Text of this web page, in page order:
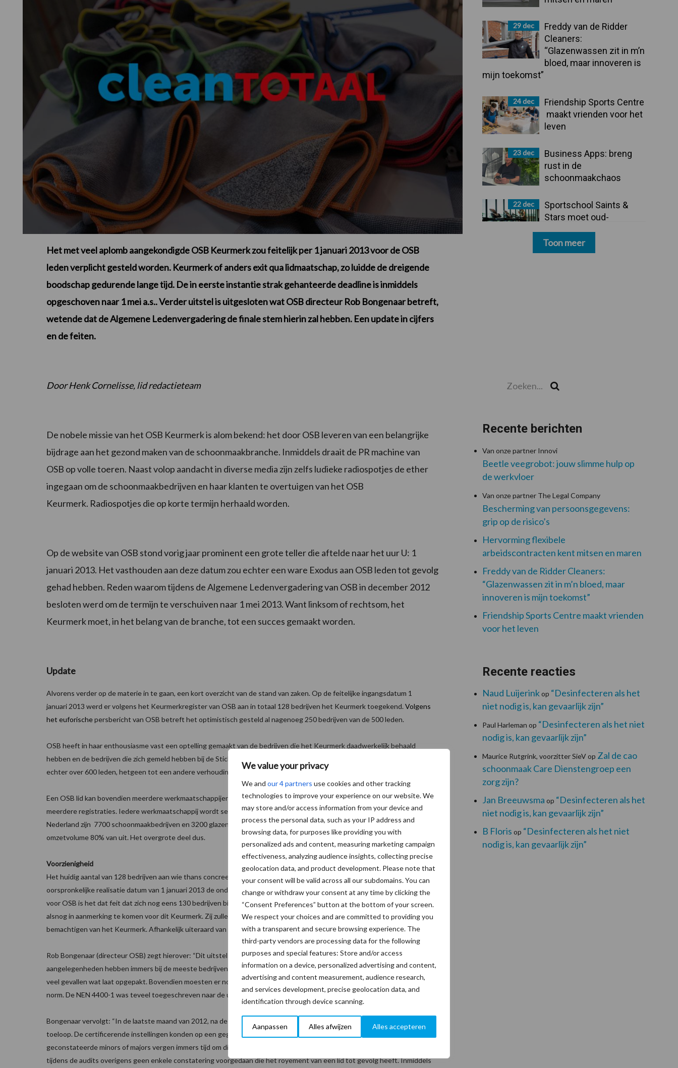
We value your privacy
We and our 4 partners use cookies and other tracking
technologies to improve your experience on our website. We
may store and/or access information from your device and
process the personal data, such as your IP address and
browsing data, for purposes like providing you with
personalized ads and content, measuring marketing campaign
effectiveness, analyzing audience insights, collecting precise
geolocation data, and product development. Please note that
your consent will be valid across all our subdomains. You can
change or withdraw your consent at any time by clicking the
“Consent Preferences” button at the bottom of your screen.
We respect your choices and are committed to providing you
with a transparent and secure browsing experience. The
third-party vendors are processing data for the following
purposes and special features: Store and/or access
information on a device, personalized advertising and content,
advertising and content measurement, audience research,
and services development, precise geolocation data, and
identification through device scanning.
Aanpassen Alles afwijzen Alles accepteren
Het met veel aplomb aangekondigde OSB Keurmerk zou feitelijk per 1 januari 2013 voor de OSB
leden verplicht gesteld worden. Keurmerk of anders exit qua lidmaatschap, zo luidde de dreigende
boodschap gedurende lange tijd. De in eerste instantie strak gehanteerde deadline is inmiddels
opgeschoven naar 1 mei a.s.. Verder uitstel is uitgesloten wat OSB directeur Rob Bongenaar betreft,
wetende dat de Algemene Ledenvergadering de finale stem hierin zal hebben. Een update in cijfers
en de feiten.
Door Henk Cornelisse, lid redactieteam
De nobele missie van het OSB Keurmerk is alom bekend: het door OSB leveren van een belangrijke
bijdrage aan het gezond maken van de schoonmaakbranche. Inmiddels draait de PR machine van
OSB op volle toeren. Naast volop aandacht in diverse media zijn zelfs ludieke radiospotjes de ether
ingegaan om de schoonmaakbedrijven en haar klanten te overtuigen van het OSB
Keurmerk. Radiospotjes die op korte termijn herhaald worden.
Op de website van OSB stond vorig jaar prominent een grote teller die aftelde naar het uur U: 1
januari 2013. Het vasthouden aan deze datum zou echter een ware Exodus aan OSB leden tot gevolg
gehad hebben. Reden waarom tijdens de Algemene Ledenvergadering van OSB in december 2012
besloten werd om de termijn te verschuiven naar 1 mei 2013. Want linksom of rechtsom, het
Keurmerk moet, in het belang van de branche, tot een succes gemaakt worden.
Update
Alvorens verder op de materie in te gaan, een kort overzicht van de stand van zaken. Op de feitelijke ingangsdatum 1
januari 2013 werd er volgens het Keurmerkregister van OSB aan in totaal 128 bedrijven het Keurmerk toegekend. Volgens
het euforischepersbericht van OSB betreft het optimistisch gesteld al nagenoeg 250 bedrijven van de 500 leden.
OSB heeft in haar enthousiasme vast een optelling gemaakt van de bedrijven die het Keurmerk daadwerkelijk behaald
hebben en de bedrijven die zich gemeld hebben bij de Stichting Normering Arbeid. De website van OSB spreekt overigens
echter over 600 leden, hetgeen tot een andere verhouding leidt.
Een OSB lid kan bovendien meerdere werkmaatschappijen hebben en kan in het verlengde hiervan beschikken over
meerdere registraties. Iedere werkmaatschappij wordt separaat gekeurd. Om het geheel in perspectief te plaatsen: In
Nederland zijn 7700 schoonmaakbedrijven en 3200 glazenwasserijbedrijven actief. De OSB leden maken hier qua
omzetvolume 80% van uit. Het overgrote deel dus.
Voorzienigheid
Het huidig aantal van 128 bedrijven aan wie thans concreet het Keurmerk toegekend werd zou bij het vasthouden aan de
oorspronkelijke realisatie datum van 1 januari 2013 de ondergang van OSB geïmpliceerd hebben. Prettige bijkomstigheid
voor OSB is het dat feit dat zich nog eens 130 bedrijven bij de Stichting Normering Arbeid (SNA) hebben aangemeld om
alsnog in aanmerking te komen voor dit Keurmerk. Zij zullen dit voor 1 mei a.s. moeten omzetten naar het concreet
bemachtigen van het Keurmerk. Afhankelijk uiteraard van de audits.
Rob Bongenaar (directeur OSB) zegt hierover: “Dit uitstel hebben we vooraf eerlijk gezegd wel voorvoelt. Commerciële
aangelegenheden hebben immers bij de meeste bedrijven de prioriteit. Hierdoor zijn de acties om het Keurmerk te behalen in
veel gevallen wat laat opgepakt. Bovendien moesten er nog wat details bijgeschaafd worden, zoals het bijstellen van de NEN
norm. De NEN 4400-1 was teveel toegeschreven naar de uitzendnormen.”
Bongenaar vervolgt: “In de laatste maand van 2012, na de Algemene Ledenvergadering (ALV), ontstond er een enorme
toeloop. De certificerende instellingen konden op een gegeven moment zelfs de drukte niet aan. Ook de tijdens de audits
geconstateerde minors of majors vergen immers tijd om dit te laten herstellen en vervolgens te herkeuren. Er heeft zich
tijdens de audits overigens geen enkele constatering voorgedaan die het royement van een lid tot gevolg heeft. Inmiddels
29 dec
Freddy van de Ridder
Cleaners:
“Glazenwassen zit in m’n
bloed, maar innoveren is
mijn toekomst”
24 dec
Friendship Sports Centre
maakt vrienden voor het
leven
23 dec
Business Apps: breng
rust in de
schoonmaakchaos
22 dec
Sportschool Saints &
Stars moet oud-
betalen
Toon meer
Recente berichten
Van onze partner Innovi
Beetle veegrobot: jouw slimme hulp op
de werkvloer
Van onze partner The Legal Company
Bescherming van persoonsgegevens:
grip op de risico’s
Hervorming flexibele
arbeidscontracten kent mitsen en maren
Freddy van de Ridder Cleaners:
“Glazenwassen zit in m’n bloed, maar
innoveren is mijn toekomst”
Friendship Sports Centre maakt vrienden
voor het leven
Recente reacties
Naud Luijerinkop “Desinfecteren als het
niet nodig is, kan gevaarlijk zijn”
Paul Harleman op “Desinfecteren als het niet
nodig is, kan gevaarlijk zijn”
Maurice Rutgrink, voorzitter SieVop Zal de cao
schoonmaak Care Dienstengroep een
zorg zijn?
Jan Breeuwsma op “Desinfecteren als het
niet nodig is, kan gevaarlijk zijn”
B Floris op “Desinfecteren als het niet
nodig is, kan gevaarlijk zijn”